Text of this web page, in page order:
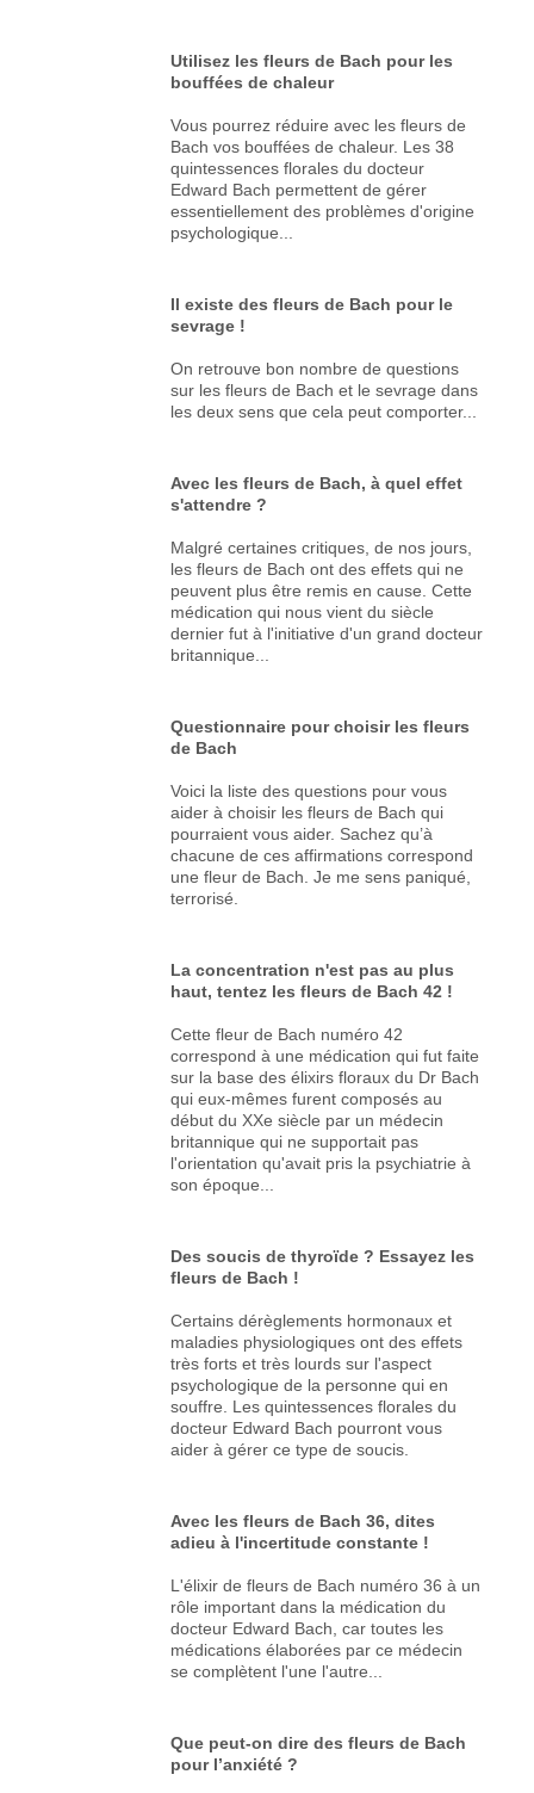
Utilisez les fleurs de Bach pour les
bouffées de chaleur
Vous pourrez réduire avec les fleurs de
Bach vos bouffées de chaleur. Les 38
quintessences florales du docteur
Edward Bach permettent de gérer
essentiellement des problèmes d'origine
psychologique...
Il existe des fleurs de Bach pour le
sevrage !
On retrouve bon nombre de questions
sur les fleurs de Bach et le sevrage dans
les deux sens que cela peut comporter...
Avec les fleurs de Bach, à quel effet
s'attendre ?
Malgré certaines critiques, de nos jours,
les fleurs de Bach ont des effets qui ne
peuvent plus être remis en cause. Cette
médication qui nous vient du siècle
dernier fut à l'initiative d'un grand docteur
britannique...
Questionnaire pour choisir les fleurs
de Bach
Voici la liste des questions pour vous
aider à choisir les fleurs de Bach qui
pourraient vous aider. Sachez qu’à
chacune de ces affirmations correspond
une fleur de Bach. Je me sens paniqué,
terrorisé.
La concentration n'est pas au plus
haut, tentez les fleurs de Bach 42 !
Cette fleur de Bach numéro 42
correspond à une médication qui fut faite
sur la base des élixirs floraux du Dr Bach
qui eux-mêmes furent composés au
début du XXe siècle par un médecin
britannique qui ne supportait pas
l'orientation qu'avait pris la psychiatrie à
son époque...
Des soucis de thyroïde ? Essayez les
fleurs de Bach !
Certains dérèglements hormonaux et
maladies physiologiques ont des effets
très forts et très lourds sur l'aspect
psychologique de la personne qui en
souffre. Les quintessences florales du
docteur Edward Bach pourront vous
aider à gérer ce type de soucis.
Avec les fleurs de Bach 36, dites
adieu à l'incertitude constante !
L'élixir de fleurs de Bach numéro 36 à un
rôle important dans la médication du
docteur Edward Bach, car toutes les
médications élaborées par ce médecin
se complètent l'une l'autre...
Que peut-on dire des fleurs de Bach
pour l’anxiété ?